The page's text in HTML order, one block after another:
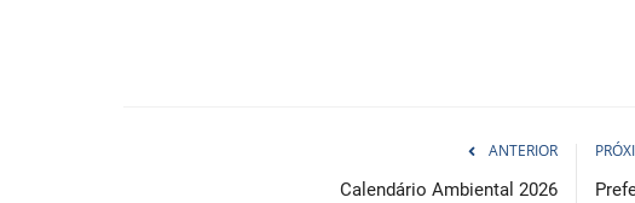
ANTERIOR
Calendário Ambiental 2026